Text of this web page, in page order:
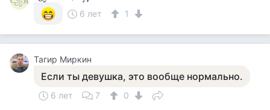
6 лет
1
Тагир Миркин
Если ты девушка, это вообще нормально.
6 лет 7 0